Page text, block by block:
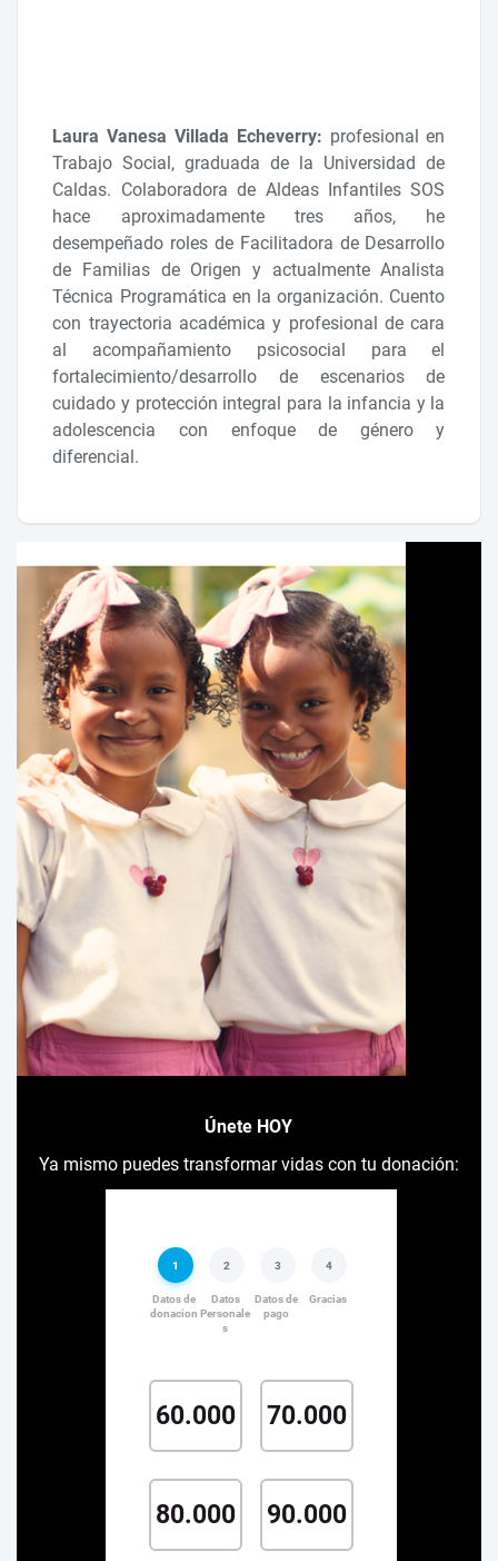
Laura Vanesa Villada Echeverry: profesional en
Trabajo Social, graduada de la Universidad de
Caldas. Colaboradora de Aldeas Infantiles SOS
hace aproximadamente tres años, he
desempeñado roles de Facilitadora de Desarrollo
de Familias de Origen y actualmente Analista
Técnica Programática en la organización. Cuento
con trayectoria académica y profesional de cara
al acompañamiento psicosocial para el
fortalecimiento/desarrollo de escenarios de
cuidado y protección integral para la infancia y la
adolescencia con enfoque de género y
diferencial.
Únete HOY
Ya mismo puedes transformar vidas con tu donación: